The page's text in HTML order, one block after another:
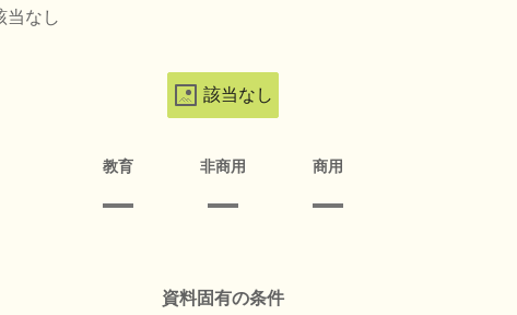
当なし
該当なし
教育 非商用 商用
資料固有の条件